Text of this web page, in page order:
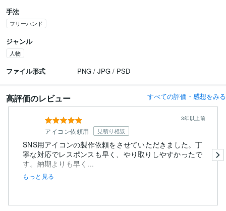
手法
フリーハンド
ジャンル
人物
ファイル形式 PNG / JPG / PSD
高評価のレビュー すべての評価・感想をみる
アイコン依頼用 見積り相談
3年以上前
SNS用アイコンの製作依頼をさせていただきました。丁
寧な対応でレスポンスも早く、やり取りしやすかったで
す。納期よりも早く...
もっと見る